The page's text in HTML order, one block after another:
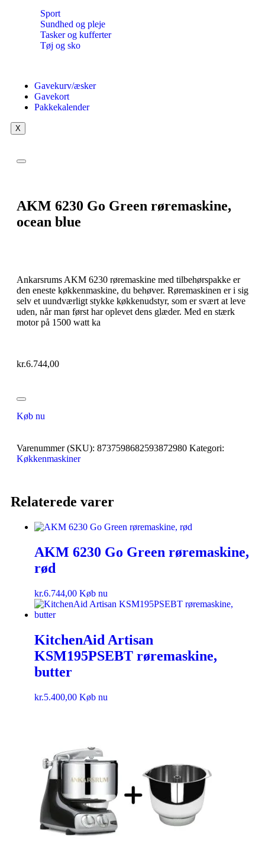
Sport
Sundhed og pleje
Tasker og kufferter
Tøj og sko
Gavekurv/æsker
Gavekort
Pakkekalender
X
AKM 6230 Go Green røremaskine,
ocean blue
Ankarsrums AKM 6230 røremaskine med tilbehørspakke er
den eneste køkkenmaskine, du behøver. Røremaskinen er i sig
selv et uundværligt stykke køkkenudstyr, som er svært at leve
uden, når man først har oplevet dens glæder. Med en stærk
motor på 1500 watt ka
kr.6.744,00
Køb nu
Varenummer (SKU): 8737598682593872980 Kategori:
Køkkenmaskiner
Relaterede varer
AKM 6230 Go Green røremaskine,
rød
kr.6.744,00 Køb nu
KitchenAid Artisan
KSM195PSEBT røremaskine,
butter
kr.5.400,00 Køb nu